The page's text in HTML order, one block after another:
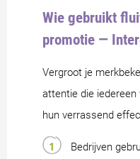
Wie gebruikt
promotie —
Vergroot je
attentie die iedereen
hun verrassend
Bedrijven